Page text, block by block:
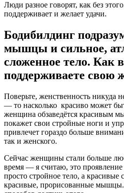
Люди разное говорят, как без
поддерживает и желает удачи.
Бодибилдинг
мышцы и сильное,
сложенное тело. Как
поддерживаете свою
Поверьте, женственность никуда
— то насколько красиво может
женщина обзаведётся красивым
покажет свои стройные ноги и
привлечет гораздо больше
так и женского.
Сейчас женщины стали больше
время — я считаю, это проявление
просто стройное тело, а красивые
красивые, прорисованные